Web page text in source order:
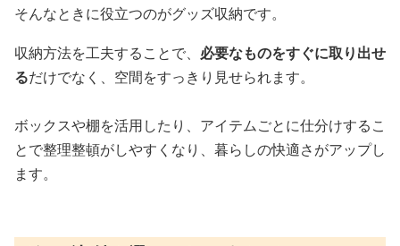
そんなときに役立つのがグッズ収納です。
収納方法を工夫することで、 必要なものをすぐに取り出せ
るだけでなく、空間をすっきり見せられます。
ボックスや棚を活用したり、アイテムごとに仕分けするこ
とで整理整頓がしやすくなり、暮らしの快適さがアップし
ます。